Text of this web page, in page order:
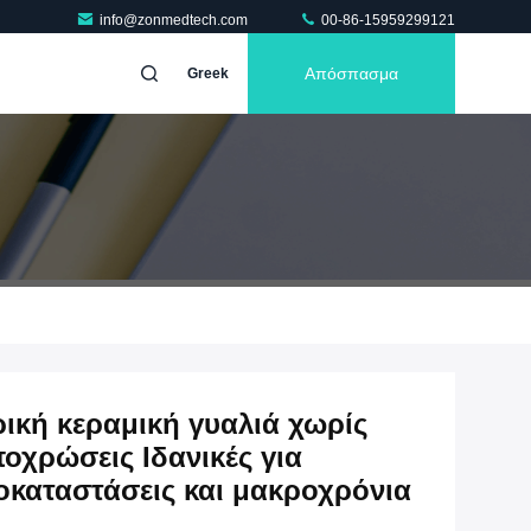
info@zonmedtech.com 00-86-15959299121
Greek Απόσπασμα
κεραμική γυαλιά χωρίς
Ιδανικές για
και μακροχρόνια